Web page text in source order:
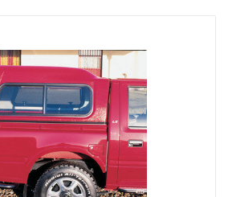
выполнен с высокой крышей
объема. С возможностью
элементы для
расширения функций. Внешняя
и может быть окрашена по
остаться белой.